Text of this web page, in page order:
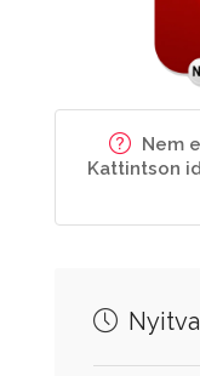
Nem
Kattintson